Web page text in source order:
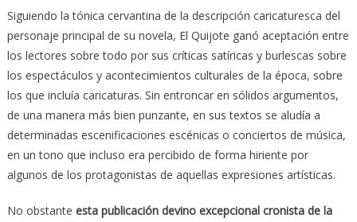
Siguiendo la tónica cervantina de la descripción caricaturesca del
personaje principal de su novela, El Quijote ganó aceptación entre
los lectores sobre todo por sus críticas satíricas y burlescas sobre
los espectáculos y acontecimientos culturales de la época, sobre
los que incluía caricaturas. Sin entroncar en sólidos argumentos,
de una manera más bien punzante, en sus textos se aludía a
determinadas escenificaciones escénicas o conciertos de música,
en un tono que incluso era percibido de forma hiriente por
algunos de los protagonistas de aquellas expresiones artísticas.
No obstante esta publicación devino excepcional cronista de la